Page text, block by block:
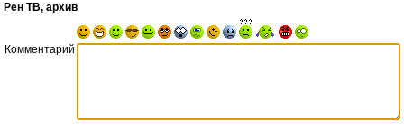
Рен ТВ, архив
Комментарий